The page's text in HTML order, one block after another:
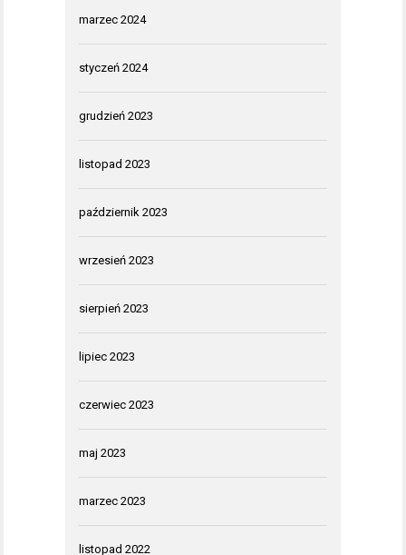
marzec 2024
styczeń 2024
grudzień 2023
listopad 2023
październik 2023
wrzesień 2023
sierpień 2023
lipiec 2023
czerwiec 2023
maj 2023
marzec 2023
listopad 2022